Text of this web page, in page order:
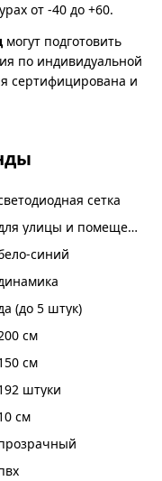
от -40 до +60.
могут подготовить
по индивидуальной
сертифицирована и
сетка
улицы и помещений
синий
(до 5 штук)
см
см
штуки
см